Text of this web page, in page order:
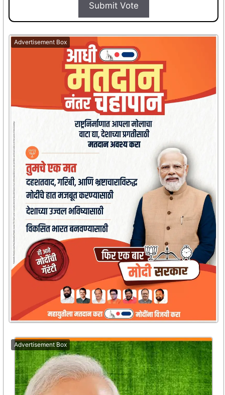
Submit Vote
Advertisement Box
Advertisement Box